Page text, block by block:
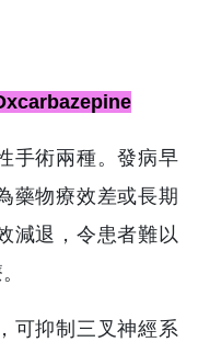
手術兩種。發病早
藥物療效差或長期
減退，令患者難以
可抑制三叉神經系